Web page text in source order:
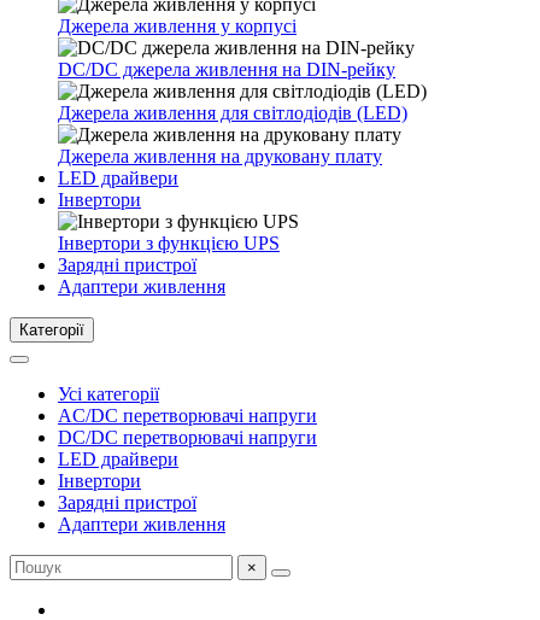
Джерела живлення у корпусі
DC/DC джерела живлення на DIN-рейку
Джерела живлення для світлодіодів (LED)
Джерела живлення на друковану плату
LED драйвери
Інвертори
Інвертори з функцією UPS
Зарядні пристрої
Адаптери живлення
Категорії
Усі категорії
AC/DC перетворювачі напруги
DC/DC перетворювачі напруги
LED драйвери
Інвертори
Зарядні пристрої
Адаптери живлення
×